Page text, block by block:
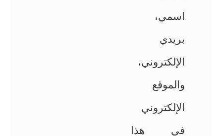
اسمي،
بريدي
الإلكتروني،
والموقع
الإلكتروني
في هذا